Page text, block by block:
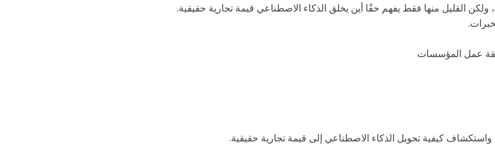
القليل منها فقط يفهم حقًا أين يخلق الذكاء الاصطناعي قيمة تجارية حقيقية.
عمل المؤسسات
كيفية تحويل الذكاء الاصطناعي إلى قيمة تجارية حقيقية.